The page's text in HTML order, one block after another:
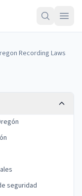
Recording Laws
seguridad